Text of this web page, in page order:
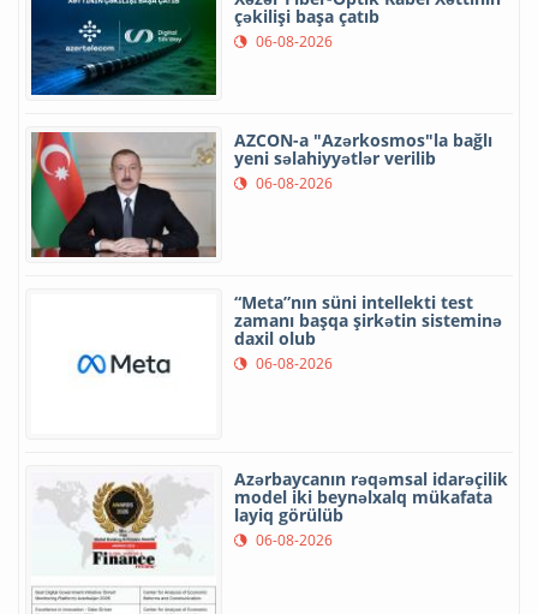
çəkilişi başa çatıb
06-08-2026
AZCON-a "Azərkosmos"la bağlı
yeni səlahiyyətlər verilib
06-08-2026
“Meta”nın süni intellekti test
zamanı başqa şirkətin sisteminə
daxil olub
06-08-2026
Azərbaycanın rəqəmsal idarəçilik
model iki beynəlxalq mükafata
layiq görülüb
06-08-2026